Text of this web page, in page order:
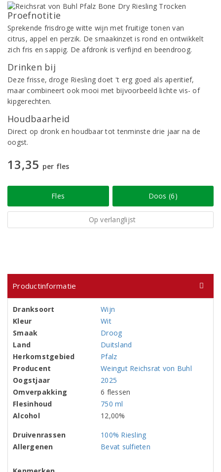
Proefnotitie
Sprekende frisdroge witte wijn met fruitige tonen van
citrus, appel en perzik. De smaakinzet is rond en ontwikkelt
zich fris en sappig. De afdronk is verfijnd en beendroog.
Drinken bij
Deze frisse, droge Riesling doet 't erg goed als aperitief,
maar combineert ook mooi met bijvoorbeeld lichte vis- of
kipgerechten.
Houdbaarheid
Direct op dronk en houdbaar tot tenminste drie jaar na de
oogst.
13,35 per fles
Fles Doos (6)
Op verlanglijst
Productinformatie
Dranksoort
Wijn
Kleur
Wit
Smaak
Droog
Land
Duitsland
Herkomstgebied
Pfalz
Producent
Weingut Reichsrat von Buhl
Oogstjaar
2025
Omverpakking
6 flessen
Flesinhoud
750 ml
Alcohol
12,00%
Druivenrassen
100% Riesling
Allergenen
Bevat sulfieten